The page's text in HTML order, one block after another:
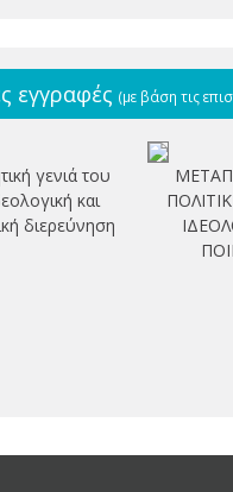
εγγραφές (με βάση τις
γενιά του
και
διερεύνηση